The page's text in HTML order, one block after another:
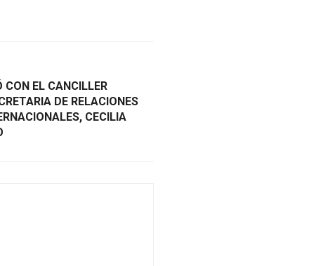
CON EL CANCILLER
DE RELACIONES
CECILIA